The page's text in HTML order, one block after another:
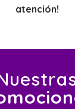
atención!